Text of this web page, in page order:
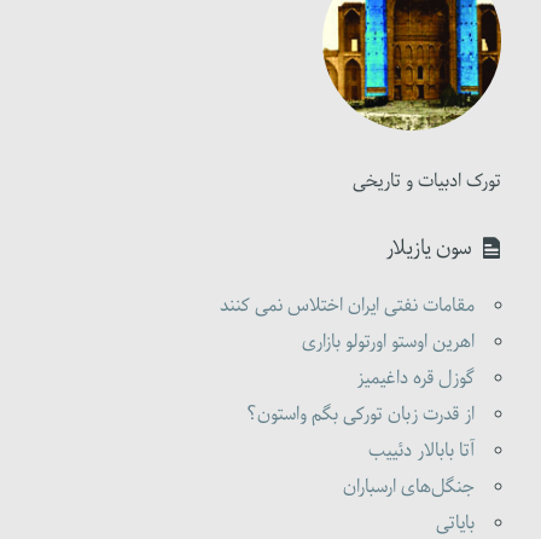
تورک ادبیات و تاریخی
سون یازیلار
مقامات نفتی ایران اختلاس نمی کنند
اهرین اوستو اورتولو بازاری
گوزل قره داغیمیز
از قدرت زبان تورکی بگم واستون؟
آتا بابالار دئییب
جنگل‌های ارسباران
بایاتی